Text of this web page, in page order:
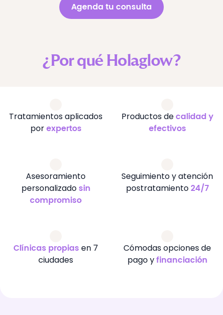
Agenda tu consulta
¿Por qué Holaglow?
Tratamientos aplicados
por expertos
Productos de calidad y
efectivos
Asesoramiento
personalizado sin
compromiso
Seguimiento y atención
postratamiento 24/7
Clínicas propias en 7
ciudades
Cómodas opciones de
pago y financiación